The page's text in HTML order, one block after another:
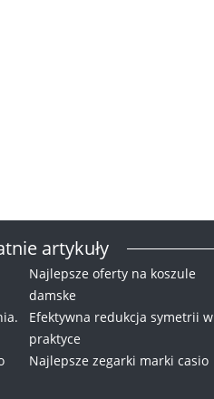
artykuły
Najlepsze oferty na koszule
damske
Efektywna redukcja symetrii w
praktyce
Najlepsze zegarki marki casio